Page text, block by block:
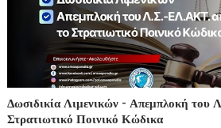
Δωσιδικία Λιμενικών - Απεμπλοκή
Στρατιωτικό Ποινικό Κώδικα